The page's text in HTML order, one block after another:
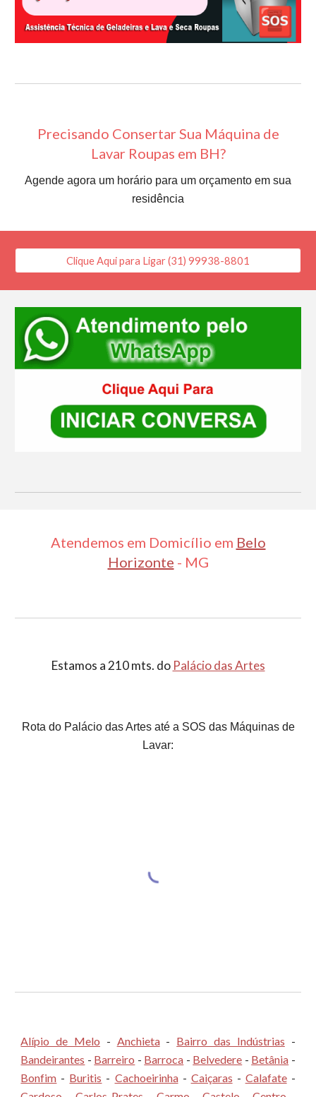
Precisando Consertar Sua Máquina de
Lavar Roupas em BH?
Agende agora um horário para um orçamento em sua
residência
Clique Aqui para Ligar (31) 99938-8801
Atendemos em Domicílio em Belo
Horizonte - MG
Estamos a 210 mts. do Palácio das Artes
Rota do Palácio das Artes até a SOS das Máquinas de
Lavar:
Alípio de Melo - Anchieta- Bairro das Indústrias -
Bandeirantes - Barreiro - Barroca - Belvedere - Betânia -
Bonfim - Buritis - Cachoeirinha- Caiçaras - Calafate-